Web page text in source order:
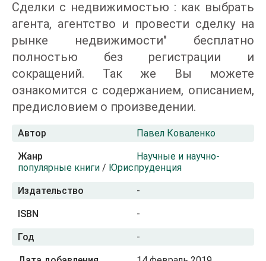
Сделки с недвижимостью : как выбрать
агента, агентство и провести сделку на
рынке недвижимости" бесплатно
полностью без регистрации и
сокращений. Так же Вы можете
ознакомится с содержанием, описанием,
предисловием о произведении.
Автор Павел Коваленко
Жанр
Научные и научно-
популярные книги / Юриспруденция
Издательство -
ISBN -
Год -